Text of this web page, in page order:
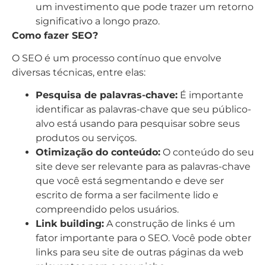
um investimento que pode trazer um retorno
significativo a longo prazo.
Como fazer SEO?
O SEO é um processo contínuo que envolve
diversas técnicas, entre elas:
Pesquisa de palavras-chave: É importante
identificar as palavras-chave que seu público-
alvo está usando para pesquisar sobre seus
produtos ou serviços.
Otimização do conteúdo: O conteúdo do seu
site deve ser relevante para as palavras-chave
que você está segmentando e deve ser
escrito de forma a ser facilmente lido e
compreendido pelos usuários.
Link building: A construção de links é um
fator importante para o SEO. Você pode obter
links para seu site de outras páginas da web